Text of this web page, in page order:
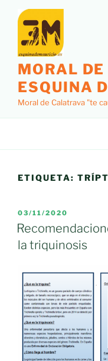
contenido
MORAL
ESQUINA
Moral de Calatrava "te
ETIQUETA:
PUBLICADO
EL
03/11/2020
la triquinosis